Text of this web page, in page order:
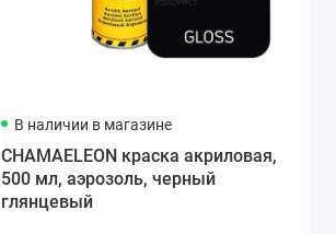
В наличии в магазине
CHAMAELEON краска акриловая,
500 мл, аэрозоль, черный
глянцевый